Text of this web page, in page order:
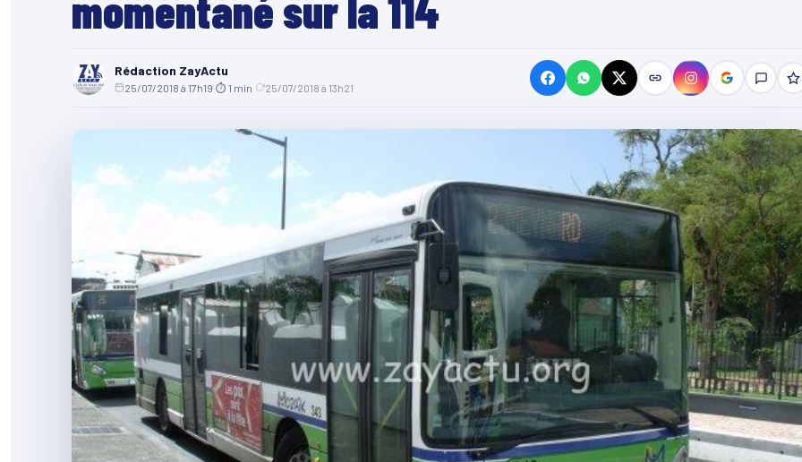
momentané sur la 114
Rédaction ZayActu
25/07/2018 à 17h19 ⏱ 1 min 25/07/2018 à 13h21